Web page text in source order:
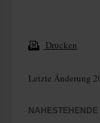
Drucken
Letzte Änderung